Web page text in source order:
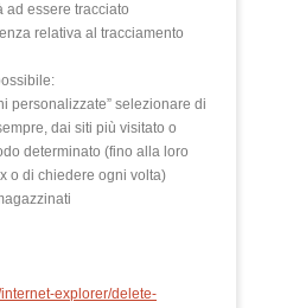
ad essere tracciato
relativa al tracciamento
personalizzate” selezionare di
dai siti più visitato o
determinato (fino alla loro
o di chiedere ogni volta)
explorer/delete-